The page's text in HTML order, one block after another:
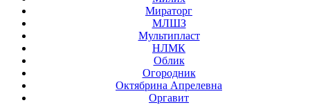
Мираторг
МЛШЗ
Мультипласт
НЛМК
Облик
Огородник
Октябрина Апрелевна
Оргавит